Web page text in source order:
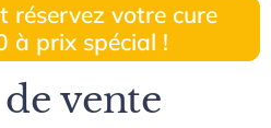
réservez votre cure
à prix spécial !
vente